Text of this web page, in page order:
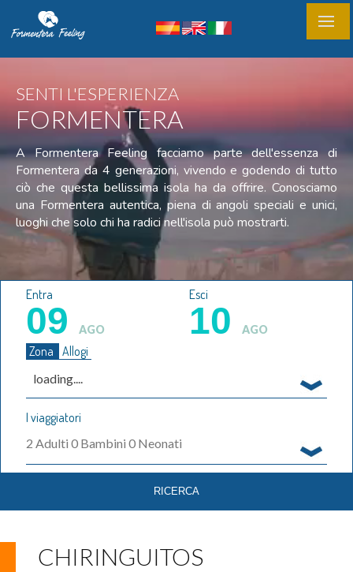
SENTI L'ESPERIENZA
FORMENTERA
A Formentera Feeling facciamo parte dell'essenza di
Formentera da 4 generazioni, vivendo e godendo di tutto
ciò che questa bellissima isola ha da offrire. Conosciamo
una Formentera autentica, piena di angoli speciali e unici,
luoghi che solo chi ha radici nell'isola può mostrarti.
Entra
09 AGO
Esci
10 AGO
Zona Allogi
loading....
I viaggiatori
2 Adulti 0 Bambini 0 Neonati
CHIRINGUITOS